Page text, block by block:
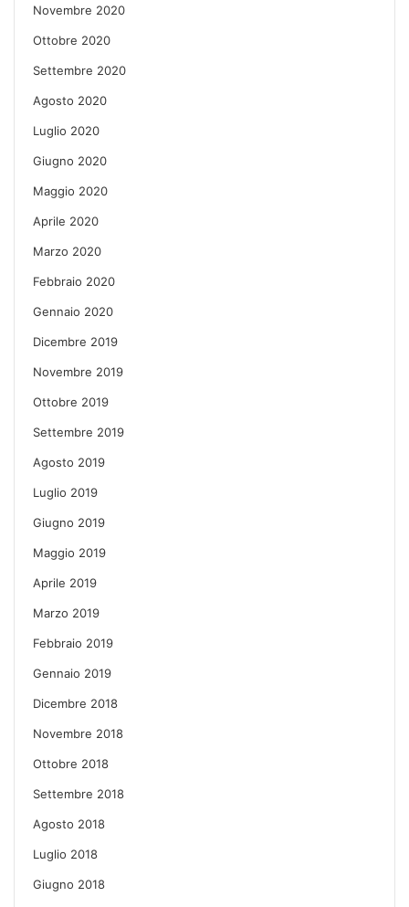
Novembre 2020
Ottobre 2020
Settembre 2020
Agosto 2020
Luglio 2020
Giugno 2020
Maggio 2020
Aprile 2020
Marzo 2020
Febbraio 2020
Gennaio 2020
Dicembre 2019
Novembre 2019
Ottobre 2019
Settembre 2019
Agosto 2019
Luglio 2019
Giugno 2019
Maggio 2019
Aprile 2019
Marzo 2019
Febbraio 2019
Gennaio 2019
Dicembre 2018
Novembre 2018
Ottobre 2018
Settembre 2018
Agosto 2018
Luglio 2018
Giugno 2018